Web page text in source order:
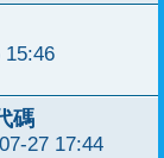
15:46
碼
27 17:44